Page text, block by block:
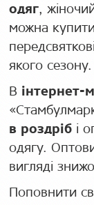
одяг,
можна
якого сезону.
В інтернет-
в роздріб і
одягу.
вигляді
Поповнити